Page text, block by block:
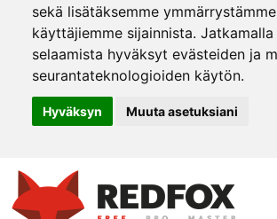
sekä lisätäksemme ymmärrystämme
käyttäjiemme sijainnista.
selaamista hyväksyt evästeiden ja
seurantateknologioiden käytön.
Hyväksyn Muuta asetuksiani